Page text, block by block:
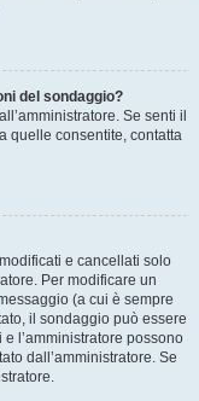
del sondaggio?
Se senti il
quelle consentite, contatta
e cancellati solo
Per modificare un
(a cui è sempre
il sondaggio può essere
l’amministratore possono
dall’amministratore. Se